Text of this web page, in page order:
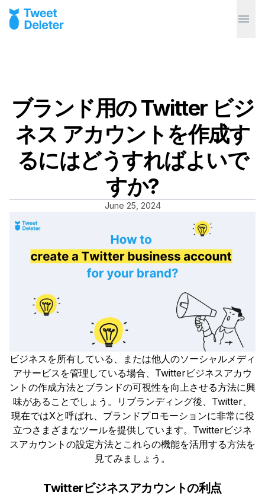
ブランド用の Twitter ビジ
ネス アカウントを作成す
るにはどうすればよいで
すか?
June 25, 2024
ビジネスを所有している、または他人のソーシャルメディ
アサービスを管理している場合、Twitterビジネスアカウ
ントの作成方法とブランドの可視性を向上させる方法に興
味があることでしょう。リブランディング後、Twitter、
現在ではXと呼ばれ、ブランドプロモーションに非常に役
立つさまざまなツールを提供しています。Twitterビジネ
スアカウントの設定方法とこれらの機能を活用する方法を
見てみましょう。
Twitterビジネスアカウントの利点